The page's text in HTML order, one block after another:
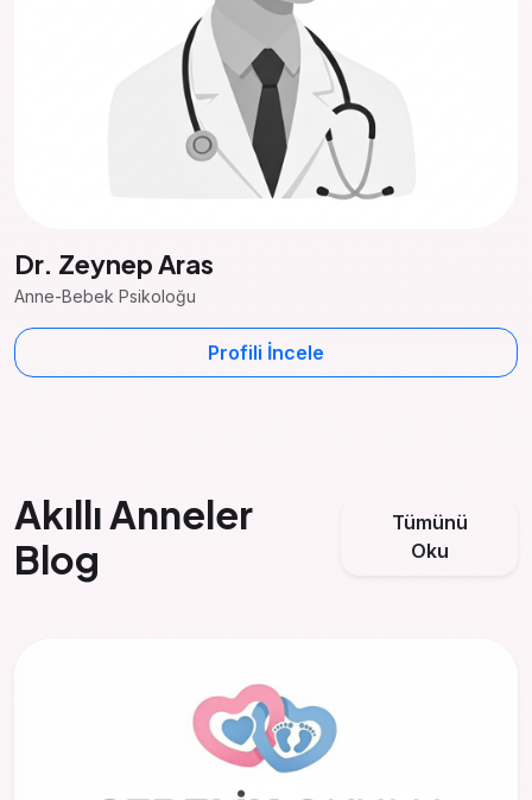
Dr. Zeynep Aras
Anne-Bebek Psikoloğu
Profili İncele
Akıllı Anneler
Blog
Tümünü
Oku